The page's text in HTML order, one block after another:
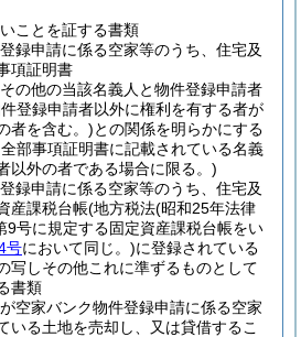
ことを証する書類
録申請に係る空家等のうち、住宅及
項証明書
の他の当該名義人と物件登録申請者
登録申請者以外に権利を有する者が
者を含む。)との関係を明らかにする
部事項証明書に記載されている名義
以外の者である場合に限る。)
録申請に係る空家等のうち、住宅及
産課税台帳(地方税法(昭和25年法律
9号に規定する固定資産課税台帳をい
号において同じ。)に登録されている
写しその他これに準ずるものとして
書類
空家バンク物件登録申請に係る空家
いる土地を売却し、又は貸借するこ